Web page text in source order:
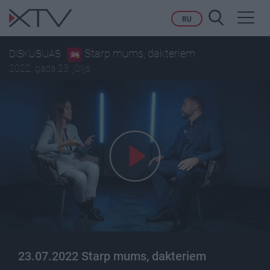
RU
DISKUSIJAS Starp mums, dakteriem
2022. gada 23. jūlijs
23.07.2022 Starp mums, dakteriem